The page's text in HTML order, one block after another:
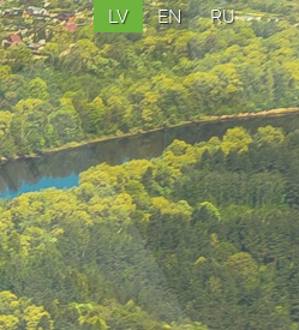
LV EN RU